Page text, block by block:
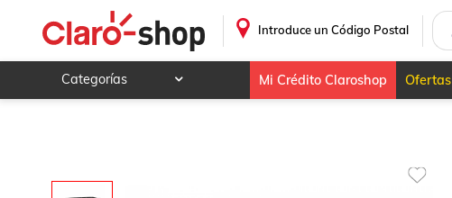
Introduce un Código Postal
Categorías
Hogar y jardín
Mi Crédito Claroshop Ofertas
Empaque Carter Para Isuzu Hombre 1997 - 2001 (Dc Gaskets)